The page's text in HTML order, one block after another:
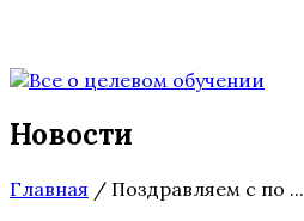
Новости
Главная / Поздравляем с по ...